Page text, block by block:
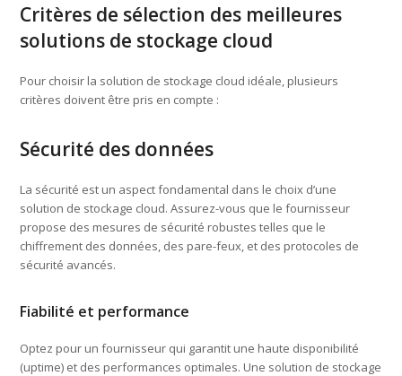
Critères de sélection des meilleures
solutions de stockage cloud
Pour choisir la solution de stockage cloud idéale, plusieurs
critères doivent être pris en compte :
Sécurité des données
La sécurité est un aspect fondamental dans le choix d’une
solution de stockage cloud. Assurez-vous que le fournisseur
propose des mesures de sécurité robustes telles que le
chiffrement des données, des pare-feux, et des protocoles de
sécurité avancés.
Fiabilité et performance
Optez pour un fournisseur qui garantit une haute disponibilité
(uptime) et des performances optimales. Une solution de stockage